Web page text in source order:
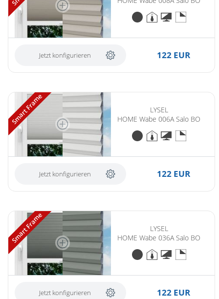
Jetzt konfigurieren 122 EUR
Smart Frame
LYSEL
HOME Wabe 006A Salo BO
Jetzt konfigurieren 122 EUR
Smart Frame
LYSEL
HOME Wabe 036A Salo BO
Jetzt konfigurieren 122 EUR